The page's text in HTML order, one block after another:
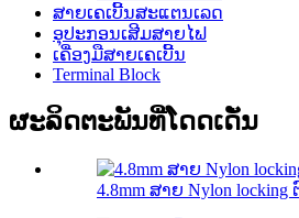
ສາຍເຄເບີ້ນສະແຕນເລດ
ອຸປະກອນເສີມສາຍໄຟ
ເຄື່ອງມືສາຍເຄເບີ້ນ
Terminal Block
ຜະລິດຕະພັນທີ່ໂດດເດັ່ນ
4.8mm ສາຍ Nylon locking